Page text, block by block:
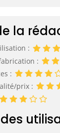
la
:
:
:
prix :